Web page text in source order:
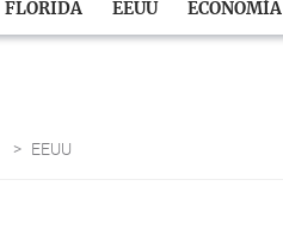
FLORIDA EEUU ECONOMÍA
> EEUU